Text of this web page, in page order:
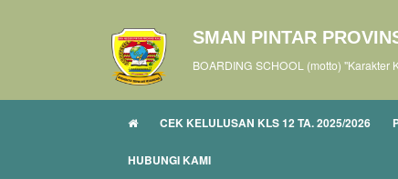
SMAN PINTAR
BOARDING SCHOOL (motto) "Karakter
CEK KELULUSAN KLS 12 TA. 2025/2026
HUBUNGI KAMI